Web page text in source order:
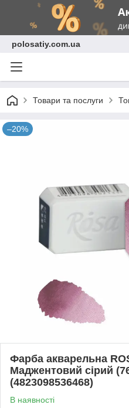
polosatiy.com.ua
Товари та послуги
–20%
Фарба акварельна
Маджентовий сірий
(4823098536468)
В наявності